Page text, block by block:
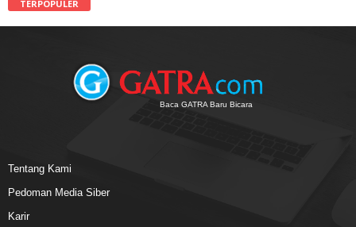
TERPOPULER
Baca GATRA Baru Bicara
Tentang Kami
Pedoman Media Siber
Karir